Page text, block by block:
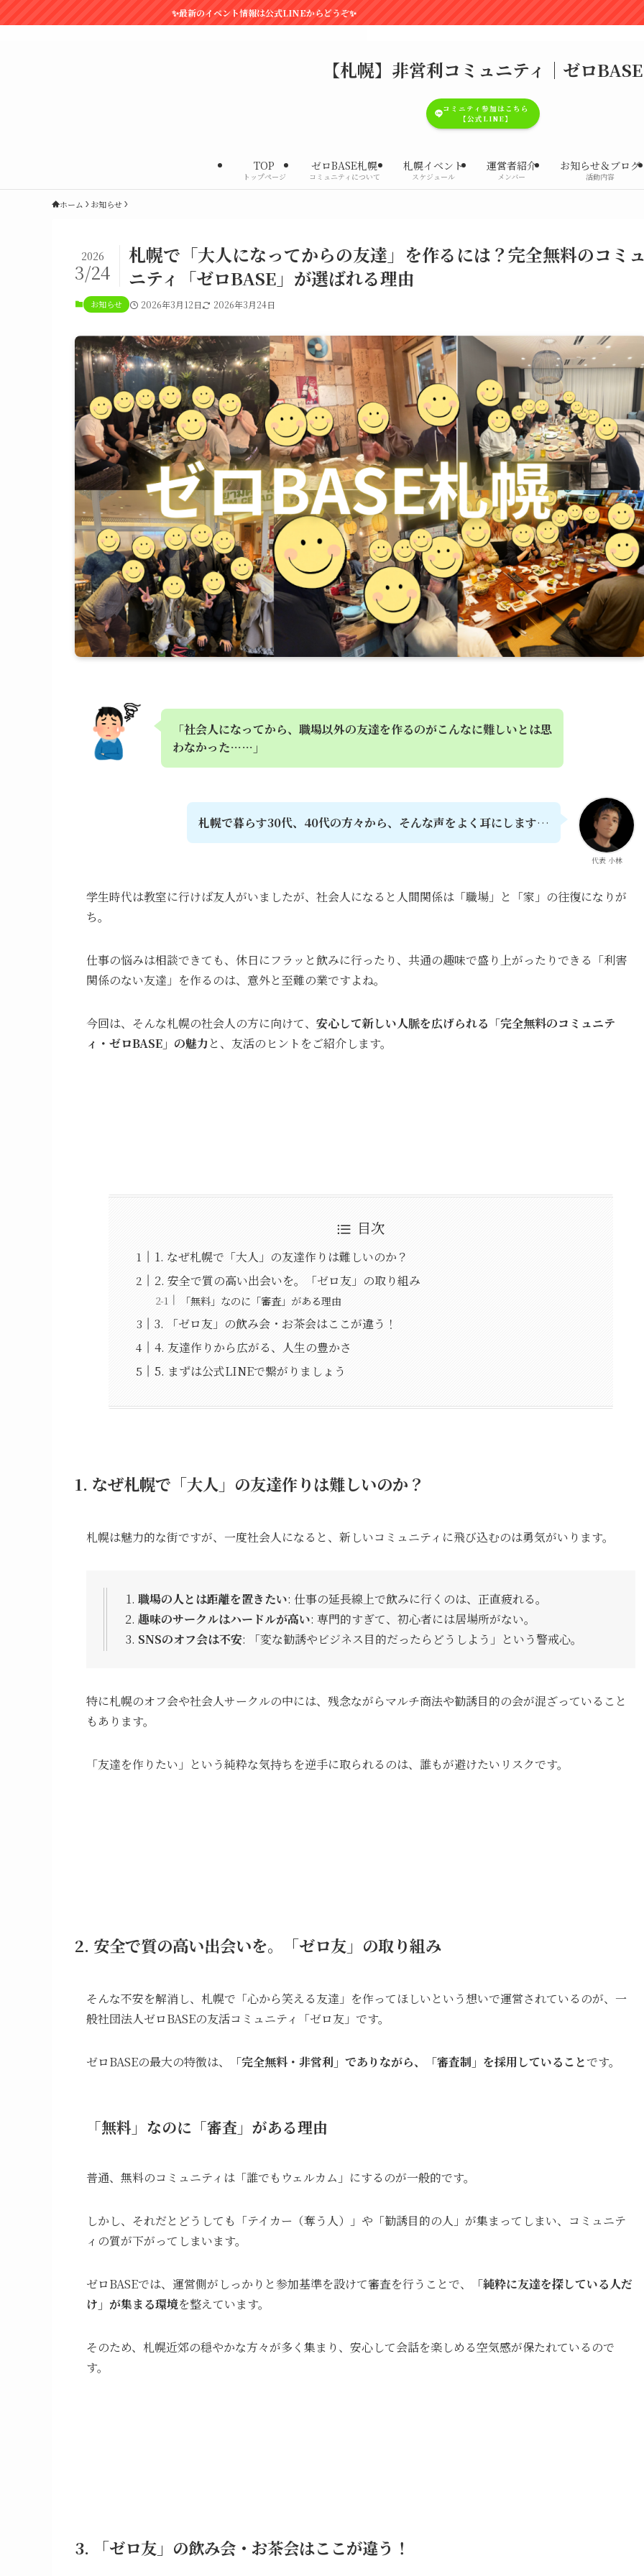
✨最新のイベント情報は公式LINEからどうぞ✨
【札幌】非営利コミュニティ｜ゼロBASE
TOP
トップページ
ゼロBASE札幌
コミュニティについて
札幌イベント
スケジュール
運営者紹介
メンバー
お知らせ＆ブログ
活動内容
コミニティ参加はこちら
【公式LINE】
ホーム お知らせ
札幌で「大人になってからの友達」を作るには？完全無料のコミュ
ニティ「ゼロBASE」が選ばれる理由
2026
3/24
お知らせ 2026年3月12日 2026年3月24日
「社会人になってから、職場以外の友達を作るのがこんなに難しいとは思
わなかった……」
代表 小林
札幌で暮らす30代、40代の方々から、そんな声をよく耳にします…
学生時代は教室に行けば友人がいましたが、社会人になると人間関係は「職場」と「家」の往復になりが
ち。
仕事の悩みは相談できても、休日にフラッと飲みに行ったり、共通の趣味で盛り上がったりできる「利害
関係のない友達」を作るのは、意外と至難の業ですよね。
今回は、そんな札幌の社会人の方に向けて、 安心して新しい人脈を広げられる「完全無料のコミュニテ
ィ・ゼロBASE」の魅力と、友活のヒントをご紹介します。
目次
1. なぜ札幌で「大人」の友達作りは難しいのか？
2. 安全で質の高い出会いを。「ゼロ友」の取り組み
「無料」なのに「審査」がある理由
3. 「ゼロ友」の飲み会・お茶会はここが違う！
4. 友達作りから広がる、人生の豊かさ
5. まずは公式LINEで繋がりましょう
1. なぜ札幌で「大人」の友達作りは難しいのか？
札幌は魅力的な街ですが、一度社会人になると、新しいコミュニティに飛び込むのは勇気がいります。
職場の人とは距離を置きたい: 仕事の延長線上で飲みに行くのは、正直疲れる。
趣味のサークルはハードルが高い: 専門的すぎて、初心者には居場所がない。
SNSのオフ会は不安: 「変な勧誘やビジネス目的だったらどうしよう」という警戒心。
特に札幌のオフ会や社会人サークルの中には、残念ながらマルチ商法や勧誘目的の会が混ざっていること
もあります。
「友達を作りたい」という純粋な気持ちを逆手に取られるのは、誰もが避けたいリスクです。
2. 安全で質の高い出会いを。「ゼロ友」の取り組み
そんな不安を解消し、札幌で「心から笑える友達」を作ってほしいという想いで運営されているのが、一
般社団法人ゼロBASEの友活コミュニティ「ゼロ友」です。
ゼロBASEの最大の特徴は、 「完全無料・非営利」でありながら、「審査制」を採用していることです。
「無料」なのに「審査」がある理由
普通、無料のコミュニティは「誰でもウェルカム」にするのが一般的です。
しかし、それだとどうしても「テイカー（奪う人）」や「勧誘目的の人」が集まってしまい、コミュニテ
ィの質が下がってしまいます。
ゼロBASEでは、運営側がしっかりと参加基準を設けて審査を行うことで、
「純粋に友達を探している人だ
け」が集まる環境を整えています。
そのため、札幌近郊の穏やかな方々が多く集まり、安心して会話を楽しめる空気感が保たれているので
す。
3. 「ゼロ友」の飲み会・お茶会はここが違う！